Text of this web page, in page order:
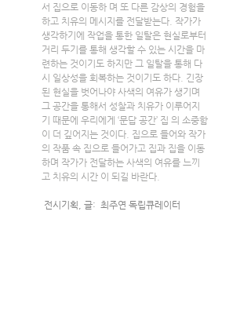
서 집으로 이동하 며 또 다른 감상의 경험을
하고 치유의 메시지를 전달받는다. 작가가
생각하기에 작업을 통한 일탈은 현실로부터
거리 두기를 통해 생각할 수 있는 시간을 마
련하는 것이기도 하지만 그 일탈을 통해 다
시 일상성을 회복하는 것이기도 하다. 긴장
된 현실을 벗어나야 사색의 여유가 생기며
그 공간을 통해서 성찰과 치유가 이루어지
기 때문에 우리에게 ‘문답 공간’ 집 의 소중함
이 더 깊어지는 것이다. 집으로 들어와 작가
의 작품 속 집으로 들어가고 집과 집을 이동
하며 작가가 전달하는 사색의 여유를 느끼
고 치유의 시간 이 되길 바란다.
전시기획, 글:  최주연 독립큐레이터